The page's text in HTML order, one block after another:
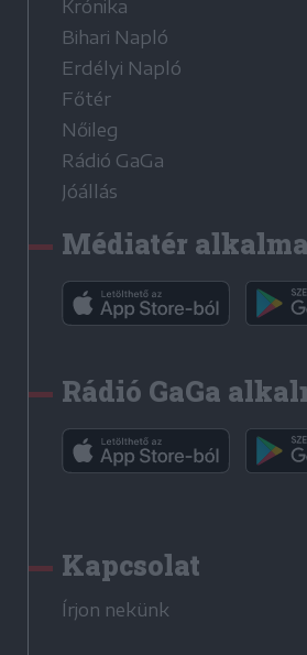
Krónika
Bihari Napló
Erdélyi Napló
Főtér
Nőileg
Rádió GaGa
Jóállás
Médiatér
Rádió GaGa
Kapcsolat
Írjon nekünk